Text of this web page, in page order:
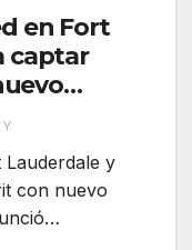
en Fort
captar
y
con nuevo